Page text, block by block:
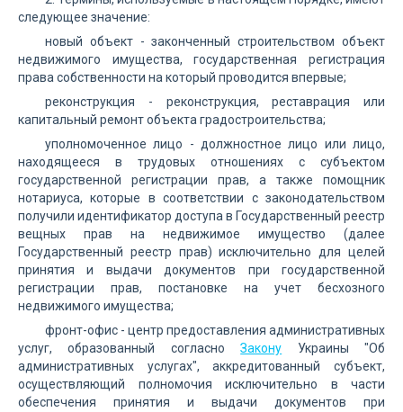
следующее значение:
новый объект - законченный строительством объект
недвижимого имущества, государственная регистрация
права собственности на который проводится впервые;
реконструкция - реконструкция, реставрация или
капитальный ремонт объекта градостроительства;
уполномоченное лицо - должностное лицо или лицо,
находящееся в трудовых отношениях с субъектом
государственной регистрации прав, а также помощник
нотариуса, которые в соответствии с законодательством
получили идентификатор доступа в Государственный реестр
вещных прав на недвижимое имущество (далее
Государственный реестр прав) исключительно для целей
принятия и выдачи документов при государственной
регистрации прав, постановке на учет бесхозного
недвижимого имущества;
фронт-офис - центр предоставления административных
услуг, образованный согласноЗакону Украины "Об
административных услугах", аккредитованный субъект,
осуществляющий полномочия исключительно в части
обеспечения принятия и выдачи документов при